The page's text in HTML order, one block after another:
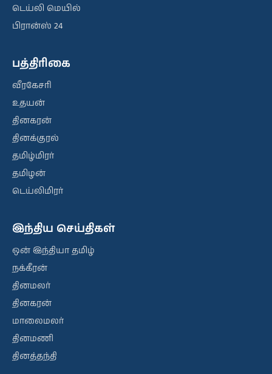
டெய்லி மெயில்
பிரான்ஸ் 24
பத்திரிகை
வீரகேசரி
உதயன்
தினகரன்
தினக்குரல்
தமிழ்மிரர்
தமிழன்
டெய்லிமிரர்
இந்திய செய்திகள்
ஒன் இந்தியா தமிழ்
நக்கீரன்
தினமலர்
தினகரன்
மாலைமலர்
தினமணி
தினத்தந்தி